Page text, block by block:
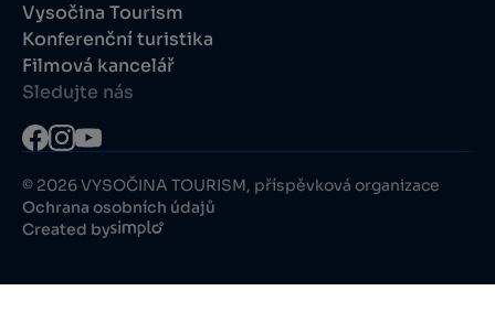
Vysočina Tourism
Konferenční turistika
Filmová kancelář
Sledujte nás
© 2026 VYSOČINA TOURISM, příspěvková organizace
Ochrana osobních údajů
Created by